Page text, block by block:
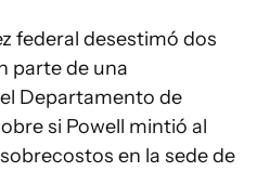
federal desestimó dos
parte de una
Departamento de
si Powell mintió al
en la sede de